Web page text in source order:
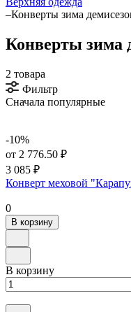
–Конверты зима
Конверты зима
2 товара
Фильтр
Сначала популярные
-10%
от 2 776.50 ₽
3 085 ₽
Конверт меховой
0
В корзину
В корзину